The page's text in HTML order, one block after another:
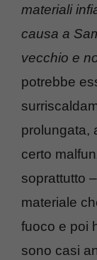
materiali
causa a
vecchio e
potrebbe
prolungata,
certo
soprattutto
materiale
fuoco e poi
sono casi